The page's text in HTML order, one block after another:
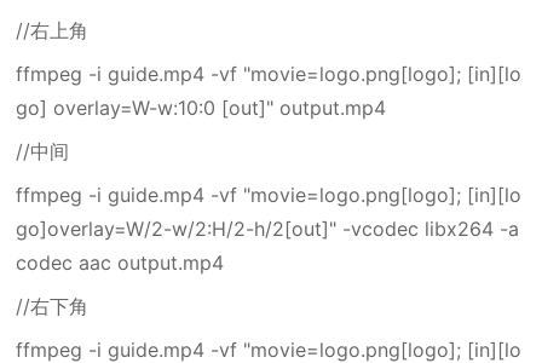
//右上角
ffmpeg -i guide.mp4 -vf "movie=logo.png[logo]; [in][lo
go] overlay=W-w:10:0 [out]" output.mp4
//中间
ffmpeg -i guide.mp4 -vf "movie=logo.png[logo]; [in][lo
go]overlay=W/2-w/2:H/2-h/2[out]" -vcodec libx264 -a
codec aac output.mp4
//右下角
ffmpeg -i guide.mp4 -vf "movie=logo.png[logo]; [in][lo